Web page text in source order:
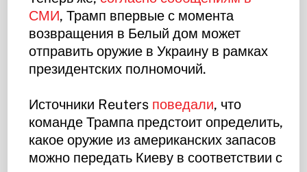
СМИ, Трамп впервые с момента
возвращения в Белый дом может
отправить оружие в Украину в рамках
президентских полномочий.
Источники Reuters поведали, что
команде Трампа предстоит определить,
какое оружие из американских запасов
можно передать Киеву в соответствии с